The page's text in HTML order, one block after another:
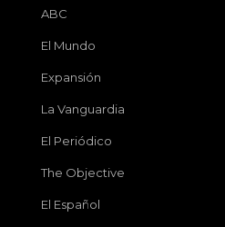
ABC
El Mundo
Expansión
La Vanguardia
El Periódico
The Objective
El Español